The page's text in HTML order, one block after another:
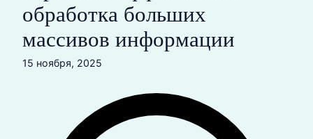
обработка больших
массивов информации
15 ноября, 2025